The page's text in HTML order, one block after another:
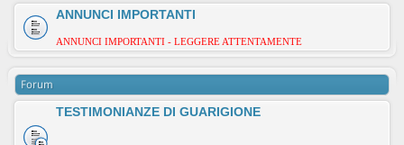
ANNUNCI IMPORTANTI
ANNUNCI IMPORTANTI - LEGGERE ATTENTAMENTE
Forum
TESTIMONIANZE DI GUARIGIONE